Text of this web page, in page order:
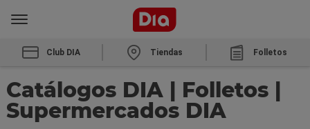
Club DIA Tiendas Folletos
Catálogos DIA | Folletos |
Supermercados DIA